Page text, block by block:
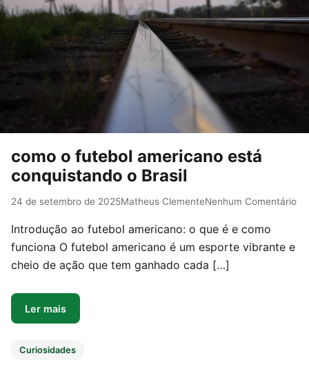
como o futebol americano está
conquistando o Brasil
24 de setembro de 2025Matheus ClementeNenhum Comentário
Introdução ao futebol americano: o que é e como
funciona O futebol americano é um esporte vibrante e
cheio de ação que tem ganhado cada […]
Ler mais
Curiosidades